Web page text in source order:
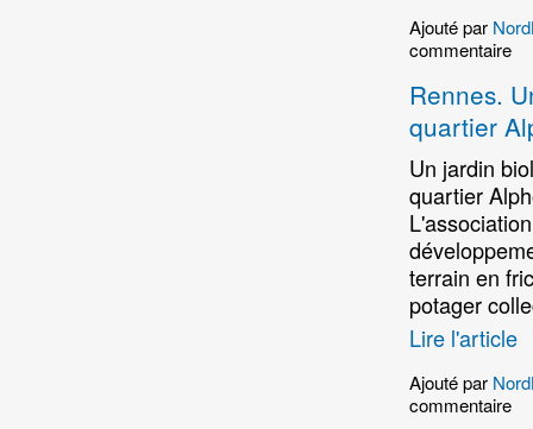
Ajouté par
commentaire
Rennes.
quartier
Un jardin
quartier
terrain en
potager
Lire l'article
Ajouté par
commentaire